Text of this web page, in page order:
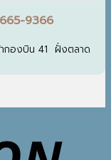
9366
กองบิน 41 ฝั่งตลาด